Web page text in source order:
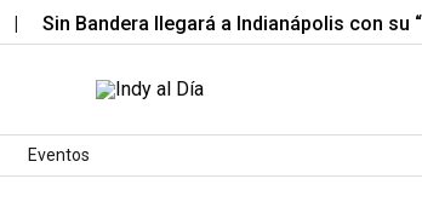
Sin Bandera llegará a Indianápolis con su
Eventos